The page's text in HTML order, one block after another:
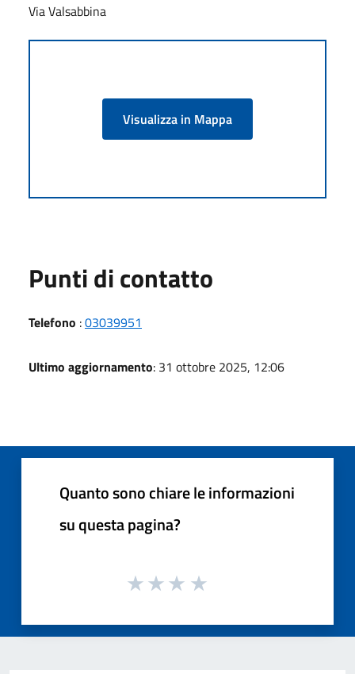
Via Valsabbina
Visualizza in Mappa
Punti di contatto
Telefono :03039951
Ultimo aggiornamento: 31 ottobre 2025, 12:06
Quanto sono chiare le informazioni
su questa pagina?